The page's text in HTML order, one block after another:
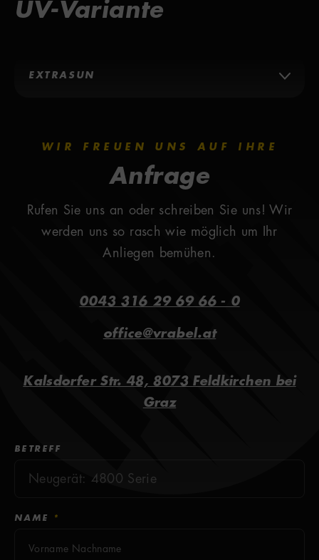
UV-Variante
EXTRASUN
von pureSunlight und extraSunlight Röhren
Pigmentaufbau und unterstützen die Vitamin-
D-Bildung. Diese sind leicht zu erkennen an
PURESUNLIGHT
WIR FREUEN UNS AUF IHRE
Anfrage
Rufen Sie uns an oder schreiben Sie uns! Wir
werden uns so rasch wie möglich um Ihr
Anliegen bemühen.
0043 316 29 69 66 - 0
office@vrabel.at
Kalsdorfer Str. 48, 8073 Feldkirchen bei
Graz
Kontaktformular
BETREFF
NAME *